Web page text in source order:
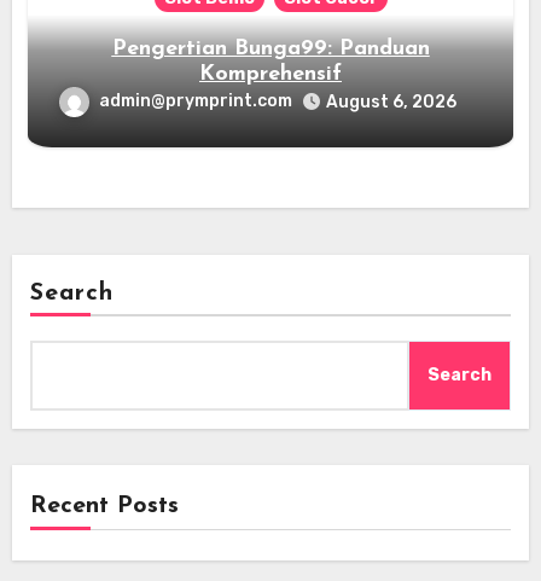
Pengertian Bunga99: Panduan
Komprehensif
admin@prymprint.com August 6, 2026
Search
Search
Recent Posts